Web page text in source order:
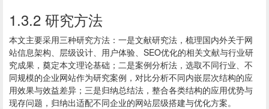
1.3.2 研究方法
本文主要采用三种研究方法：一是文献研究法，梳理国内外关于网
站信息架构、层级设计、用户体验、SEO优化的相关文献与行业研
究成果，奠定本文理论基础；二是案例分析法，选取不同行业、不
同规模的企业网站作为研究案例，对比分析不同内嵌层次结构的应
用效果与效益差异；三是归纳总结法，整合各类结构的应用优势与
现存问题，归纳出适配不同企业的网站层级搭建与优化方案。